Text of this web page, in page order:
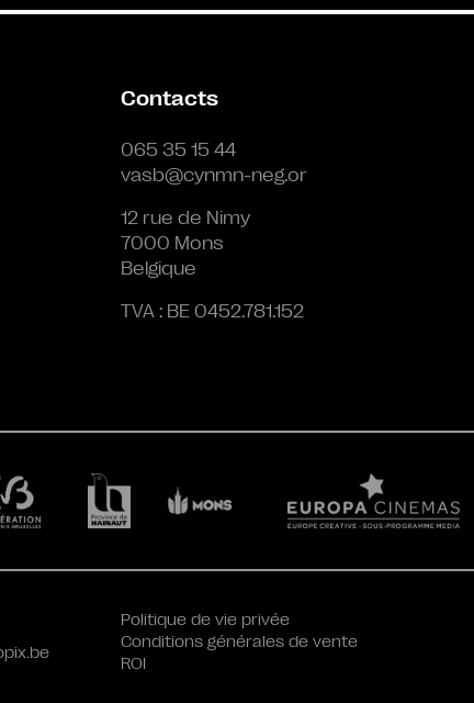
Contacts
065 35 15 44
vasb@cynmn-neg.or
12 rue de Nimy
7000 Mons
Belgique
TVA : BE 0452.781.152
Politique de vie privée
Conditions générales de vente
ROI